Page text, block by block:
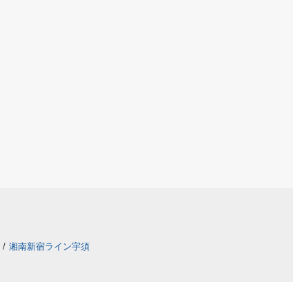
/ 湘南新宿ライン宇須